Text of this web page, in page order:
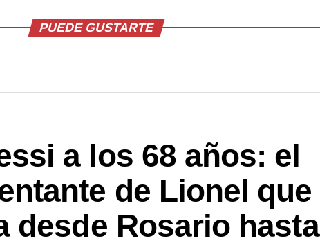
PUEDE GUSTARTE
a los 68 años: el
de Lionel que
desde Rosario hasta